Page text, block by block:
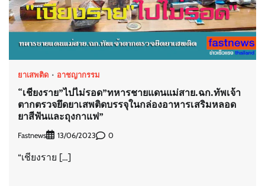
ยาเสพติด อาชญากรรม
“เชียงราย”ไปไม่รอด”ทหารชายแดนแม่สาย.ฉก.ทัพเจ้า
ตากตรวจยึดยาเสพติดบรรจุในกล่องอาหารเสริมหลอด
ยาสีฟันและถุงกาแฟ”
Fastnews 13/06/2023 0
“เชียงราย […]